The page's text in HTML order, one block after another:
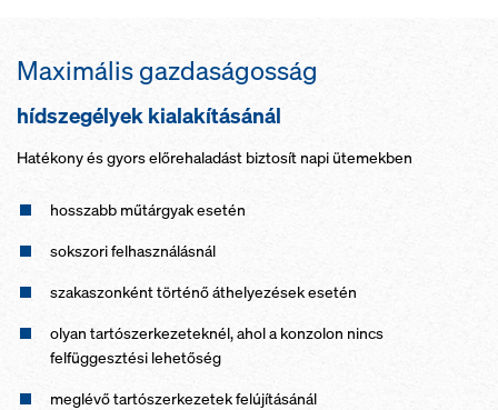
Maximális gazdaságosság
hídszegélyek kialakításánál
Hatékony és gyors előrehaladást biztosít napi ütemekben
hosszabb műtárgyak esetén
sokszori felhasználásnál
szakaszonként történő áthelyezések esetén
olyan tartószerkezeteknél, ahol a konzolon nincs
felfüggesztési lehetőség
meglévő tartószerkezetek felújításánál